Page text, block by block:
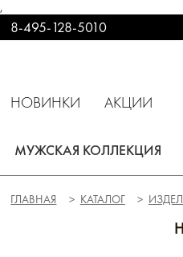
,
8-495-128-5010
НОВИНКИ АКЦИИ
МУЖСКАЯ КОЛЛЕКЦИЯ
ГЛАВНАЯ КАТАЛОГ